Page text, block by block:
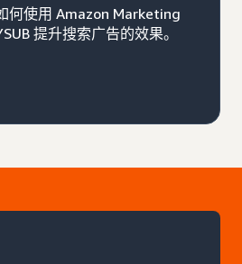
何使用 Amazon Marketing
提升搜索广告的效果。